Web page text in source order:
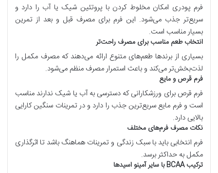
فرم پودری امکان مخلوط کردن با پروتئین شیک یا آب را دارد و
سریع‌تر جذب می‌شود. این فرم برای مصرف قبل و بعد از تمرین
بسیار مناسب است.
انتخاب طعم مناسب برای مصرف راحت‌تر
بسیاری از برندها طعم‌های متنوع ارائه می‌دهند که مصرف مکمل را
لذت‌بخش‌تر می‌کند و باعث استمرار مصرف منظم می‌شود.
فرم قرص و مایع
فرم قرص برای ورزشکارانی که دسترسی به آب یا شیک ندارند مناسب
است و فرم مایع سریع‌ترین جذب را دارد و در تمرینات سنگین کارایی
بالایی دارد.
نکات مصرف فرم‌های مختلف
فرم انتخابی باید با سبک زندگی و تمرینات هماهنگ باشد تا اثرگذاری
مکمل به حداکثر برسد.
ترکیبBCAAبا سایر آمینو اسیدها